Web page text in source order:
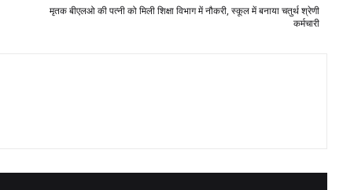
मृतक बीएलओ की पत्नी को मिली शिक्षा विभाग में नौकरी, स्कूल में बनाया चतुर्थ श्रेणी
कर्मचारी